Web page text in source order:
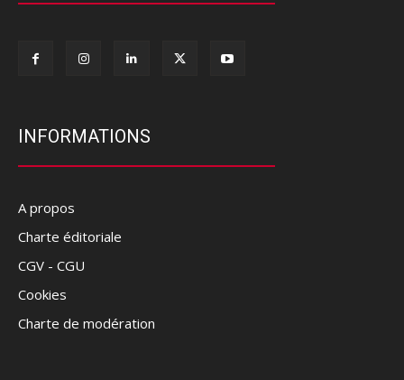
INFORMATIONS
A propos
Charte éditoriale
CGV - CGU
Cookies
Charte de modération